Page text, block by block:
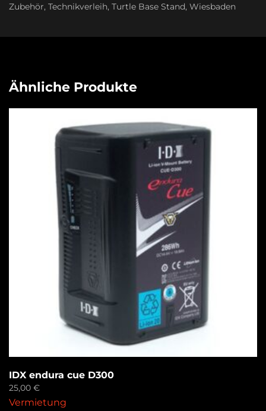
Zubehör, Technikverleih, Turtle Base Stand, Wiesbaden
Ähnliche Produkte
IDX endura cue D300
25,00 €
Vermietung